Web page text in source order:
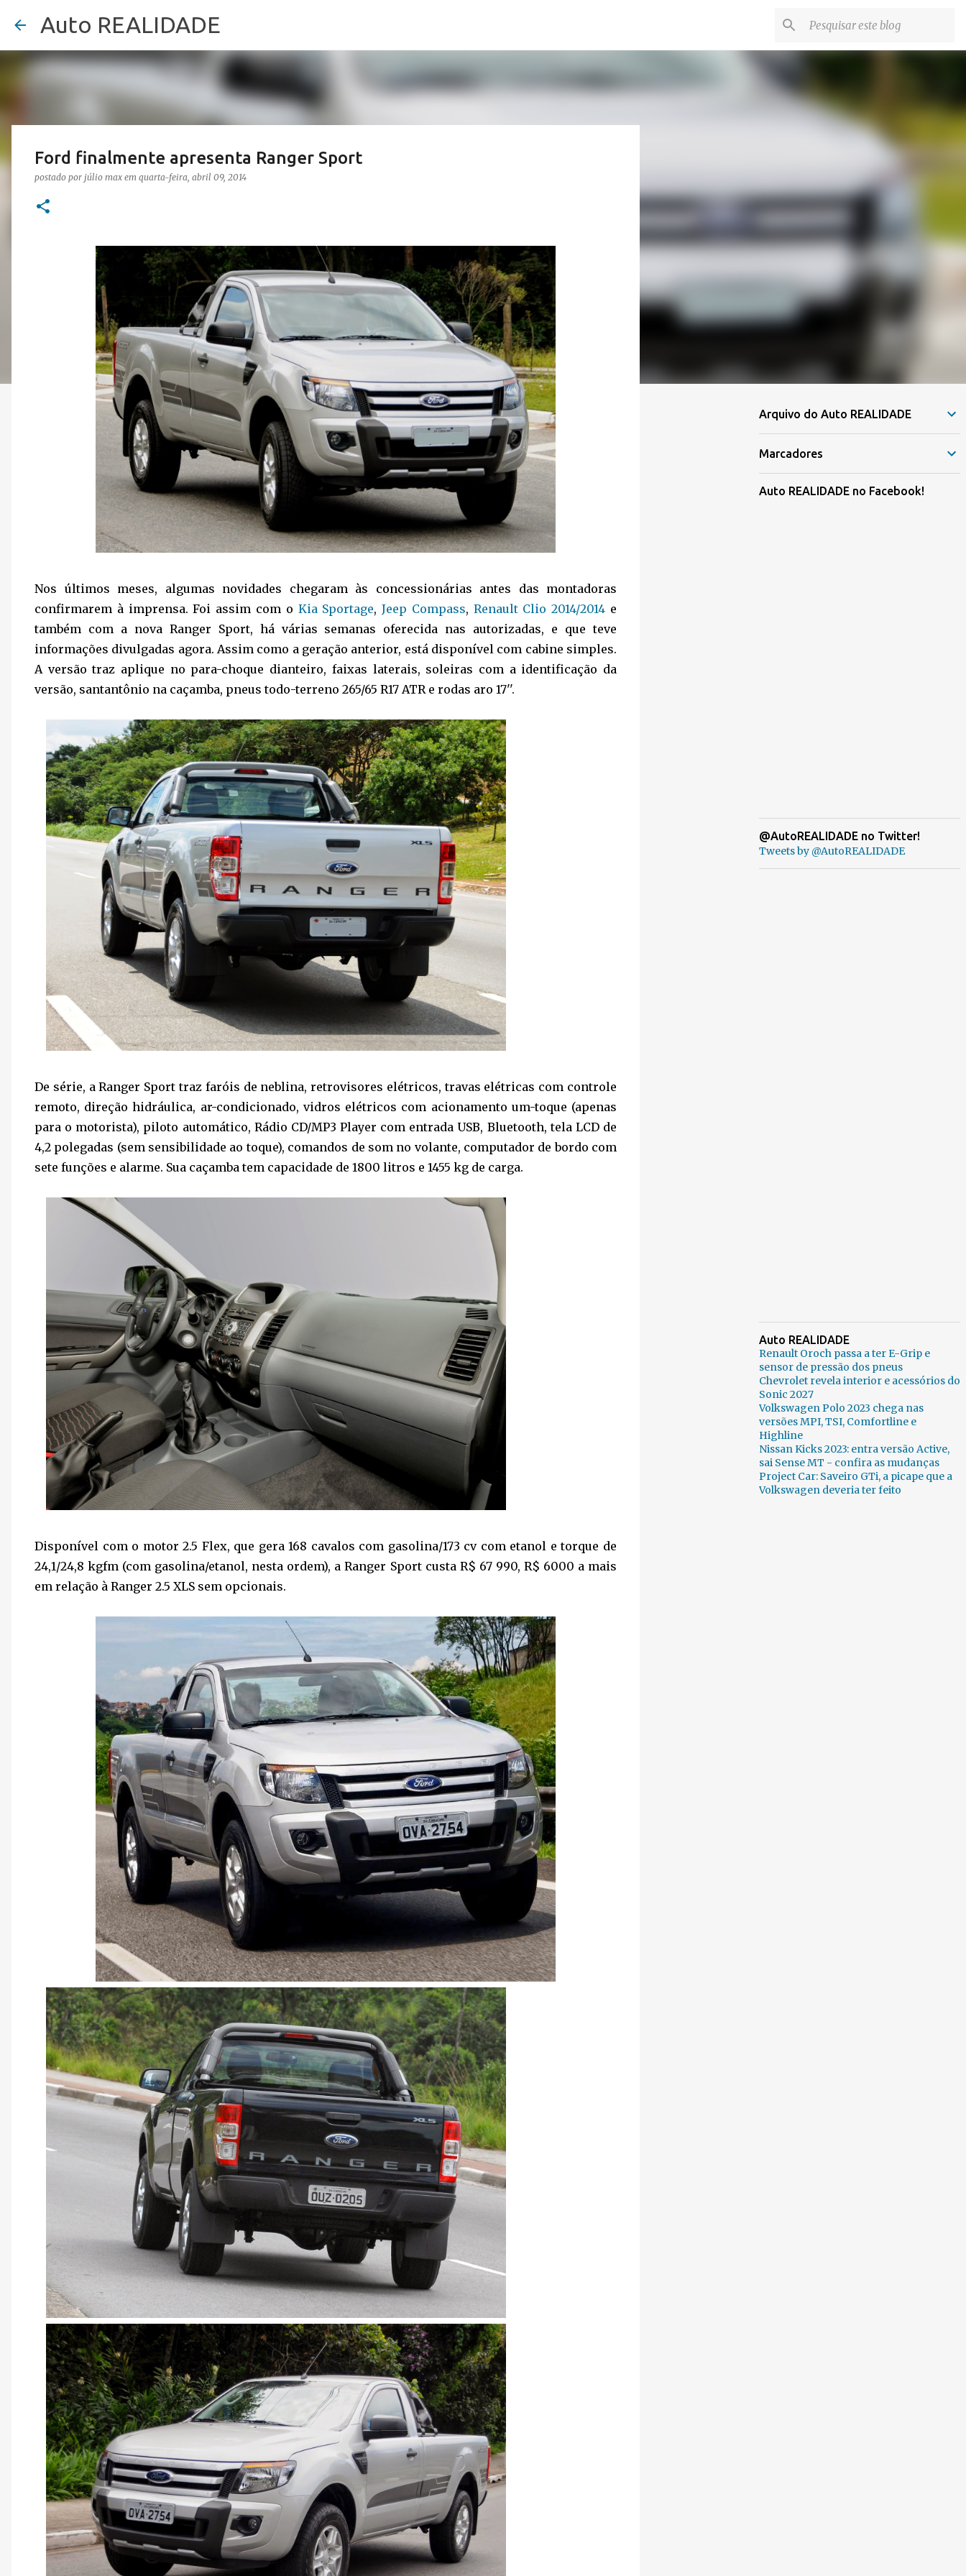
Auto REALIDADE
Ford finalmente apresenta Ranger Sport
postado por júlio max em quarta-feira, abril 09, 2014
Nos últimos meses, algumas novidades chegaram às concessionárias antes das montadoras
confirmarem à imprensa. Foi assim com o Kia Sportage,Jeep Compass, Renault Clio 2014/2014 e
também com a nova Ranger Sport, há várias semanas oferecida nas autorizadas, e que teve
informações divulgadas agora. Assim como a geração anterior, está disponível com cabine simples.
A versão traz aplique no para-choque dianteiro, faixas laterais, soleiras com a identificação da
versão, santantônio na caçamba, pneus todo-terreno 265/65 R17 ATR e rodas aro 17''.
De série, a Ranger Sport traz faróis de neblina, retrovisores elétricos, travas elétricas com controle
remoto, direção hidráulica, ar-condicionado, vidros elétricos com acionamento um-toque (apenas
para o motorista), piloto automático, Rádio CD/MP3 Player com entrada USB, Bluetooth, tela LCD de
4,2 polegadas (sem sensibilidade ao toque), comandos de som no volante, computador de bordo com
sete funções e alarme. Sua caçamba tem capacidade de 1800 litros e 1455 kg de carga.
Disponível com o motor 2.5 Flex, que gera 168 cavalos com gasolina/173 cv com etanol e torque de
24,1/24,8 kgfm (com gasolina/etanol, nesta ordem), a Ranger Sport custa R$ 67 990, R$ 6000 a mais
em relação à Ranger 2.5 XLS sem opcionais.
Arquivo do Auto REALIDADE
Marcadores
Auto REALIDADE no Facebook!
@AutoREALIDADE no Twitter!
Tweets by @AutoREALIDADE
Auto REALIDADE
Renault Oroch passa a ter E-Grip e
sensor de pressão dos pneus
Chevrolet revela interior e acessórios do
Sonic 2027
Volkswagen Polo 2023 chega nas
versões MPI, TSI, Comfortline e
Highline
Nissan Kicks 2023: entra versão Active,
sai Sense MT - confira as mudanças
Project Car: Saveiro GTi, a picape que a
Volkswagen deveria ter feito